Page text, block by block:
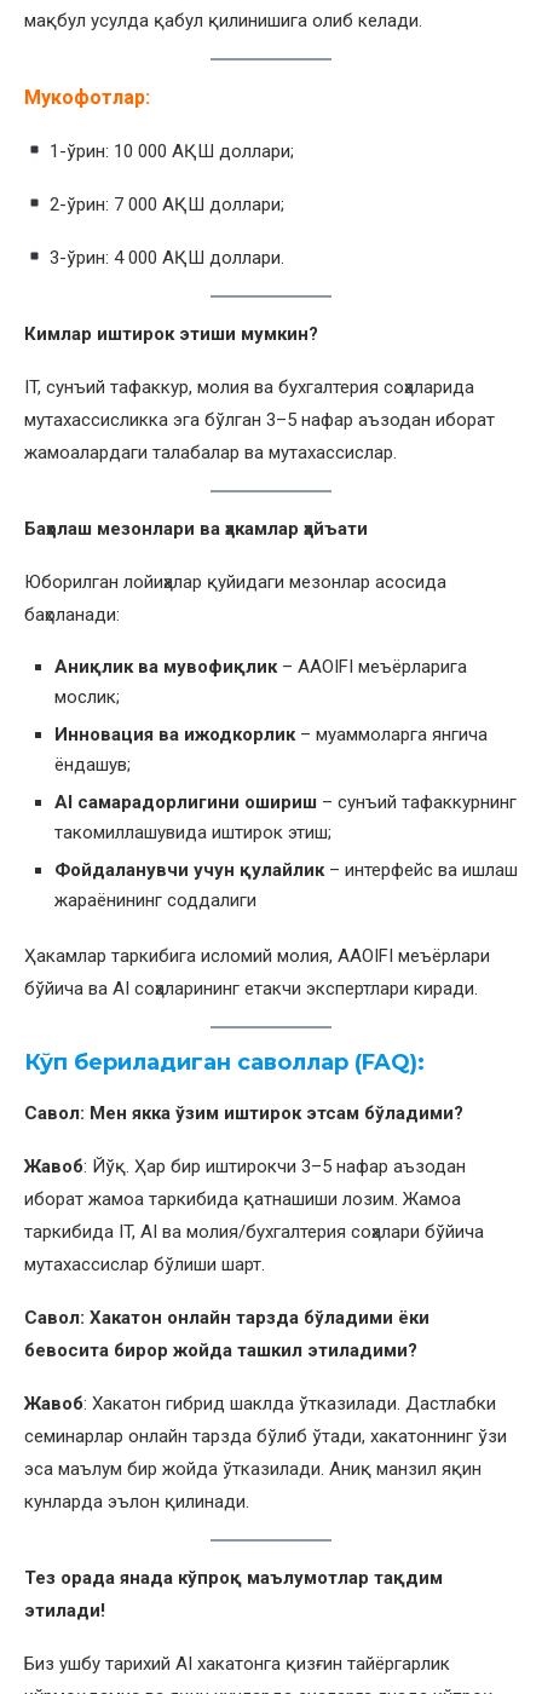
мақбул усулда қабул қилинишига олиб келади.
Мукофотлар:
1-ўрин: 10 000 АҚШ доллари;
2-ўрин: 7 000 АҚШ доллари;
3-ўрин: 4 000 АҚШ доллари.
Кимлар иштирок этиши мумкин?
IT, сунъий тафаккур, молия ва бухгалтерия соҳаларида
мутахассисликка эга бўлган 3–5 нафар аъзодан иборат
жамоалардаги талабалар ва мутахассислар.
Баҳолаш мезонлари ва ҳакамлар ҳайъати
Юборилган лойиҳалар қуйидаги мезонлар асосида
баҳоланади:
Аниқлик ва мувофиқлик– AAOIFI меъёрларига
мослик;
Инновация ва ижодкорлик– муаммоларга янгича
ёндашув;
AI самарадорлигини ошириш – сунъий тафаккурнинг
такомиллашувида иштирок этиш;
Фойдаланувчи учун қулайлик– интерфейс ва ишлаш
жараёнининг соддалиги
Ҳакамлар таркибига исломий молия, AAOIFI меъёрлари
бўйича ва AI соҳаларининг етакчи экспертлари киради.
Кўп бериладиган саволлар (FAQ):
Савол: Мен якка ўзим иштирок этсам бўладими?
Жавоб: Йўқ. Ҳар бир иштирокчи 3–5 нафар аъзодан
иборат жамоа таркибида қатнашиши лозим. Жамоа
таркибида IT, AI ва молия/бухгалтерия соҳалари бўйича
мутахассислар бўлиши шарт.
Савол: Хакатон онлайн тарзда бўладими ёки
бевосита бирор жойда ташкил этиладими?
Жавоб: Хакатон гибрид шаклда ўтказилади. Дастлабки
семинарлар онлайн тарзда бўлиб ўтади, хакатоннинг ўзи
эса маълум бир жойда ўтказилади. Аниқ манзил яқин
кунларда эълон қилинади.
Тез орада янада кўпроқ маълумотлар тақдим
этилади!
Биз ушбу тарихий AI хакатонга қизғин тайёргарлик